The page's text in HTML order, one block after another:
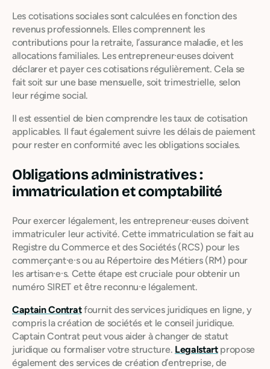
Les cotisations sociales sont calculées en fonction des
revenus professionnels. Elles comprennent les
contributions pour la retraite, l’assurance maladie, et les
allocations familiales. Les entrepreneur·euses doivent
déclarer et payer ces cotisations régulièrement. Cela se
fait soit sur une base mensuelle, soit trimestrielle, selon
leur régime social.
Il est essentiel de bien comprendre les taux de cotisation
applicables. Il faut également suivre les délais de paiement
pour rester en conformité avec les obligations sociales.
Obligations administratives :
immatriculation et comptabilité
Pour exercer légalement, les entrepreneur·euses doivent
immatriculer leur activité. Cette immatriculation se fait au
Registre du Commerce et des Sociétés (RCS) pour les
commerçant·e·s ou au Répertoire des Métiers (RM) pour
les artisan·e·s. Cette étape est cruciale pour obtenir un
numéro SIRET et être reconnu·e légalement.
Captain Contratfournit des services juridiques en ligne, y
compris la création de sociétés et le conseil juridique.
Captain Contrat peut vous aider à changer de statut
juridique ou formaliser votre structure. Legalstartpropose
également des services de création d’entreprise, de